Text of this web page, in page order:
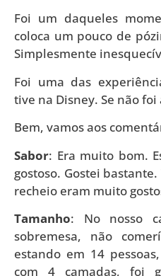
Foi um daqueles
coloca um pouco de
Simplesmente
Foi uma das
tive na Disney. Se não
Bem, vamos aos
Sabor: Era muito bom.
gostoso. Gostei
recheio eram muito
Tamanho: No nosso
sobremesa, não
estando em 14
com 4 camadas, foi